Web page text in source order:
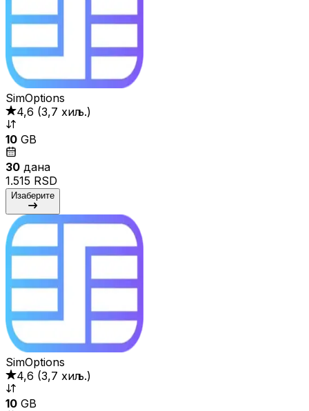
SimOptions
4,6 (3,7 хиљ.)
10 GB
30 дана
1.515 RSD
Изаберите
SimOptions
4,6 (3,7 хиљ.)
10 GB